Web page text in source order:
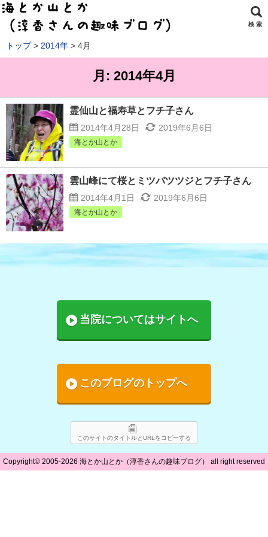
検 索
トップ 2014年 4月
月: 2014年4月
霊仙山と福寿草とフチ子さん
2014年4月28日 2019年6月6日
海とか山とか
雲山峰にて桜とミツバツツジとフチ子さん
2014年4月1日 2019年6月6日
海とか山とか
当院についてはサイトへ
このブログのトップへ
このサイトのタイトルとURLをコピーする
Copyright© 2005-2026 海とか山とか（淳香さんの趣味ブログ） all right reserved